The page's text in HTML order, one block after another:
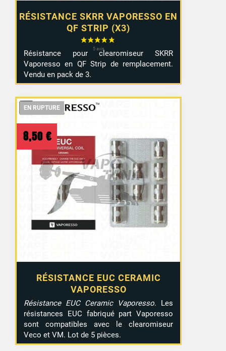
RÉSISTANCE SKRR VAPORESSO EN
QF STRIP (X3)
Résistance pour clearomiseur SKRR
Vaporesso en QF Strip de remplacement.
Vendu en pack de 3.
EN RUPTURE
EN RUPTURE
RÉSISTANCE EUC CERAMIC
VAPORESSO
8,50 €
Résistance EUC Ceramic Vaporesso. Les
résistances EUC fabriqué part Vaporesso
sont compatibles avec le clearomiseur
Veco et VM. Lot de 5 pièces.
EN RUPTURE